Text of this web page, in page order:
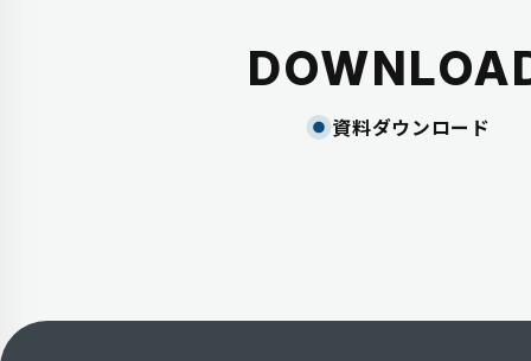
資料ダウンロード